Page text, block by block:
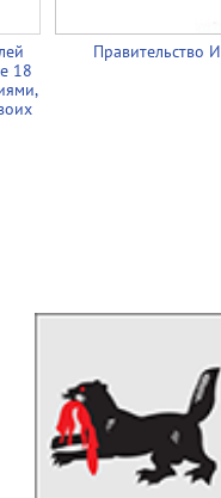
18
Правительство